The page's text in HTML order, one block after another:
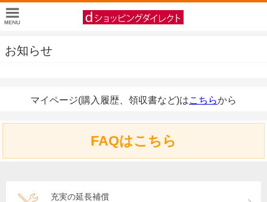
お知らせ
マイページ(購入履歴、領収書など)はこちらから
FAQはこちら
充実の延長補償